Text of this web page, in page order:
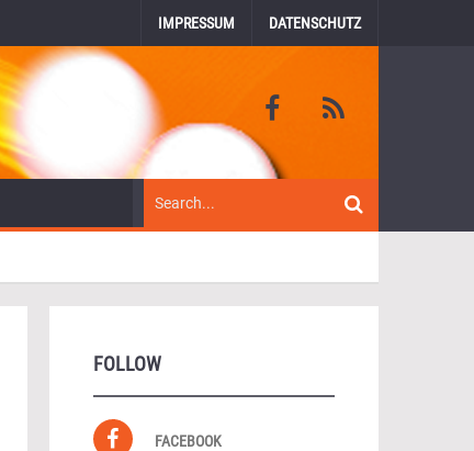
IMPRESSUM DATENSCHUTZ
FOLLOW
FACEBOOK